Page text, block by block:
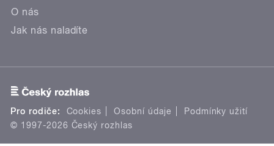
O nás
Jak nás naladíte
Pro rodiče: Cookies Osobní údaje
Podmínky užití
© 1997-2026 Český rozhlas